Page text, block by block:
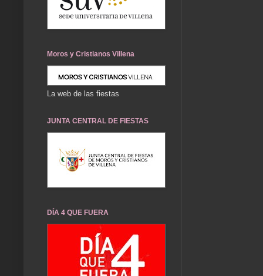
Moros y Cristianos Villena
La web de las fiestas
JUNTA CENTRAL DE FIESTAS
DÍA 4 QUE FUERA